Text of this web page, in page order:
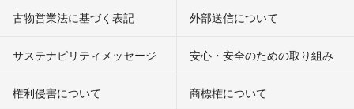
古物営業法に基づく表記 外部送信について
サステナビリティメッセージ 安心・安全のための取り組み
権利侵害について
商標権について